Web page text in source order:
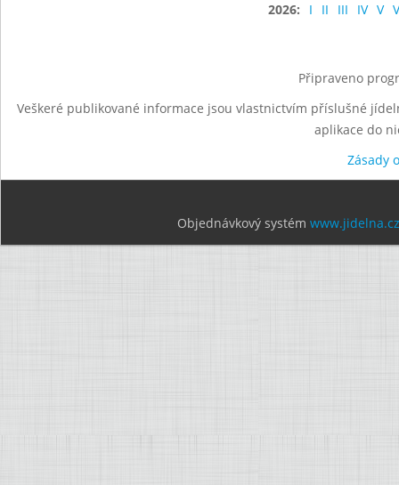
2026:
I II III IV V
Připraveno
Veškeré publikované informace jsou vlastnictvím příslušné
aplikace do
Zásady
Objednávkový systém www.jidelna.cz